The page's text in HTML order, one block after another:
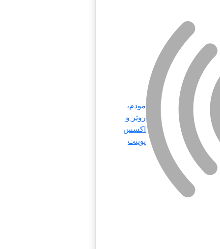
مودم،
روتر و
اکسس
پوینت